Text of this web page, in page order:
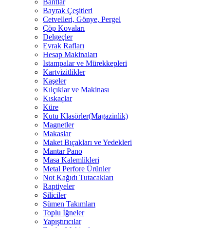
Bayrak Çeşitleri
Cetvelleri, Gönye, Pergel
Çöp Kovaları
Delgeçler
Evrak Rafları
Hesap Makinaları
Istampalar ve Mürekkepleri
Kartvizitlikler
Kaşeler
Kılçıklar ve Makinası
Kıskaçlar
Küre
Kutu Klasörler(Magazinlik)
Magnetler
Makaslar
Maket Bıçakları ve Yedekleri
Mantar Pano
Masa Kalemlikleri
Metal Perfore Ürünler
Not Kağıdı Tutacakları
Raptiyeler
Siliciler
Sümen Takımları
Toplu İğneler
Yapıştırıcılar